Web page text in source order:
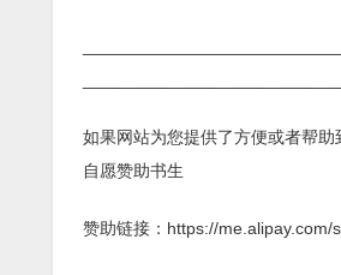
如果网站为您提供了方便或者帮助
自愿赞助书生
赞助链接：https://me.alipay.com/